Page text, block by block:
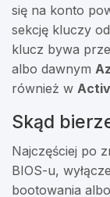
się na konto
sekcję kluczy
klucz bywa
albo dawnym
również w
Skąd
Najczęściej po
BIOS-u,
bootowania